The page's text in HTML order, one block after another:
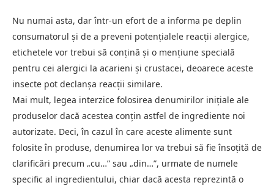
Nu numai asta, dar într-un efort de a informa pe deplin
consumatorul și de a preveni potențialele reacții alergice,
etichetele vor trebui să conțină și o mențiune specială
pentru cei alergici la acarieni și crustacei, deoarece aceste
insecte pot declanșa reacții similare.
Mai mult, legea interzice folosirea denumirilor inițiale ale
produselor dacă acestea conțin astfel de ingrediente noi
autorizate. Deci, în cazul în care aceste alimente sunt
folosite în produse, denumirea lor va trebui să fie însoțită de
clarificări precum „cu…” sau „din…”, urmate de numele
specific al ingredientului, chiar dacă acesta reprezintă o